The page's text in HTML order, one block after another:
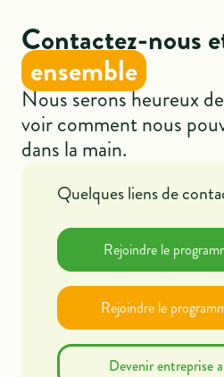
Contactez-nous
ensemble
Nous serons heureux
voir comment nous
dans la main.
Quelques liens de
Rejoindre le
Rejoindre le
Devenir entreprise